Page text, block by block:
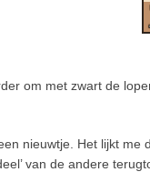
om met zwart de
nieuwtje. Het lijkt
van de andere